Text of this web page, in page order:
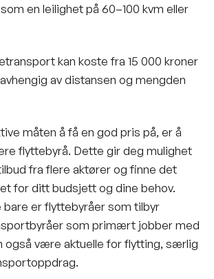
en leilighet på 60–100 kvm eller
kan koste fra 15 000 kroner
av distansen og mengden
måten å få en god pris på, er å
flyttebyrå. Dette gir deg mulighet
fra flere aktører og finne det
for ditt budsjett og dine behov.
bare er flyttebyråer som tilbyr
som primært jobber med
også være aktuelle for flytting, særlig